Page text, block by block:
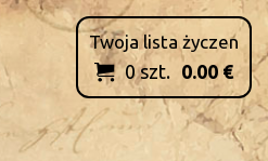
Twoja lista życzen
 0szt. 0.00 €